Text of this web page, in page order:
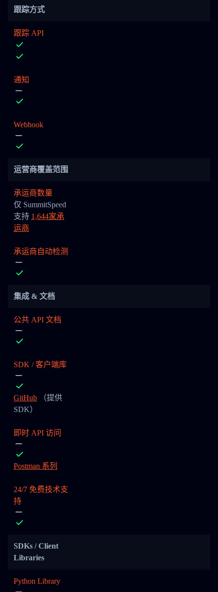
跟踪方式
跟踪 API
通知
Webhook
运营商覆盖范围
承运商数量
仅 SummitSpeed
支持 1,644家承
运商
承运商自动检测
集成 & 文档
公共 API 文档
SDK / 客户端库
GitHub （提供
SDK）
即时 API 访问
Postman 系列
24/7 免费技术支
持
SDKs / Client
Libraries
Python Library